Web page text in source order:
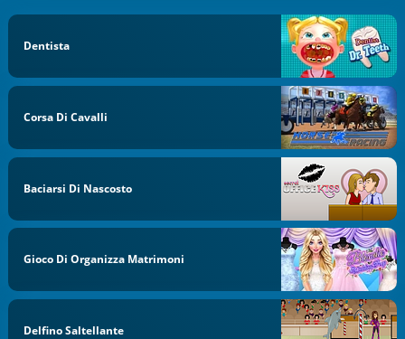
Dentista
Corsa Di Cavalli
Baciarsi Di Nascosto
Gioco Di Organizza Matrimoni
Delfino Saltellante